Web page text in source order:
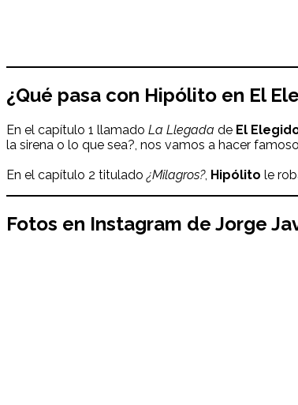
¿Qué pasa con Hipólito en El
En el capítulo 1 llamado La Llegada de El
la sirena o lo que sea?, nos vamos a hacer
En el capítulo 2 titulado¿Milagros?, Hipólito le
Fotos en Instagram de Jorge